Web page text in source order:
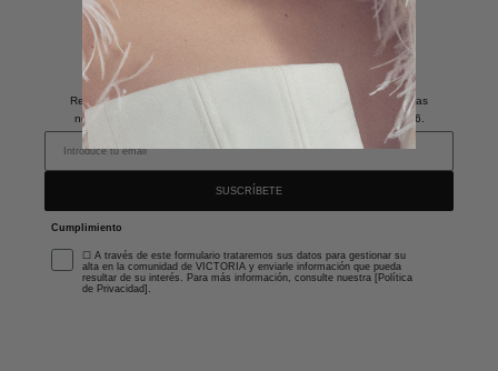
y Obtén un 10% de descuento
Recibe promociones exclusivas, ventas privadas y descubre todas las
novedades. *Descuento aplicable en los modelos de invitada SS26.
SUSCRÍBETE
Cumplimiento
☐ A través de este formulario trataremos sus datos para gestionar su
alta en la comunidad de VICTORIA y enviarle información que pueda
resultar de su interés. Para más información, consulte nuestra [Política
de Privacidad].